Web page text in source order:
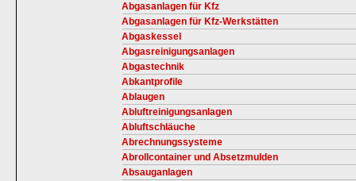
Abgasanlagen für Kfz
Abgasanlagen für Kfz-Werkstätten
Abgaskessel
Abgasreinigungsanlagen
Abgastechnik
Abkantprofile
Ablaugen
Abluftreinigungsanlagen
Abluftschläuche
Abrechnungssysteme
Abrollcontainer und Absetzmulden
Absauganlagen